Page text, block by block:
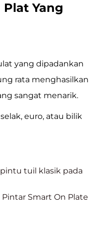
Yang
yang dipadankan
rata menghasilkan
sangat menarik.
euro, atau bilik
pintu tuil klasik pada
Pintar Smart On Plate